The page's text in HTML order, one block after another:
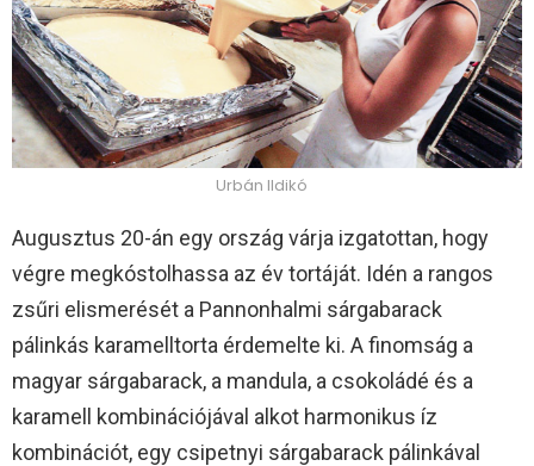
Urbán Ildikó
Augusztus 20-án egy ország várja izgatottan, hogy
végre megkóstolhassa az év tortáját. Idén a rangos
zsűri elismerését a Pannonhalmi sárgabarack
pálinkás karamelltorta érdemelte ki. A finomság a
magyar sárgabarack, a mandula, a csokoládé és a
karamell kombinációjával alkot harmonikus íz
kombinációt, egy csipetnyi sárgabarack pálinkával